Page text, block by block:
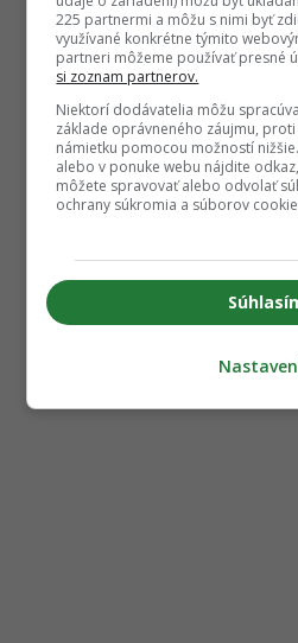
225 partnermi a môžu s nimi byť
využívané konkrétne týmito
partneri môžeme používať presné
si zoznam partnerov.
Niektorí dodávatelia môžu
základe oprávneného záujmu,
námietku pomocou možností
alebo v ponuke webu nájdite
môžete spravovať alebo odvolať
ochrany súkromia a súborov